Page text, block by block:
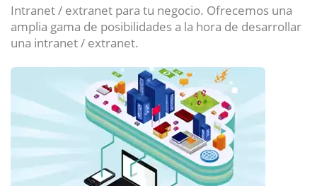
Intranet / extranet para tu negocio. Ofrecemos una
amplia gama de posibilidades a la hora de desarrollar
una intranet / extranet.